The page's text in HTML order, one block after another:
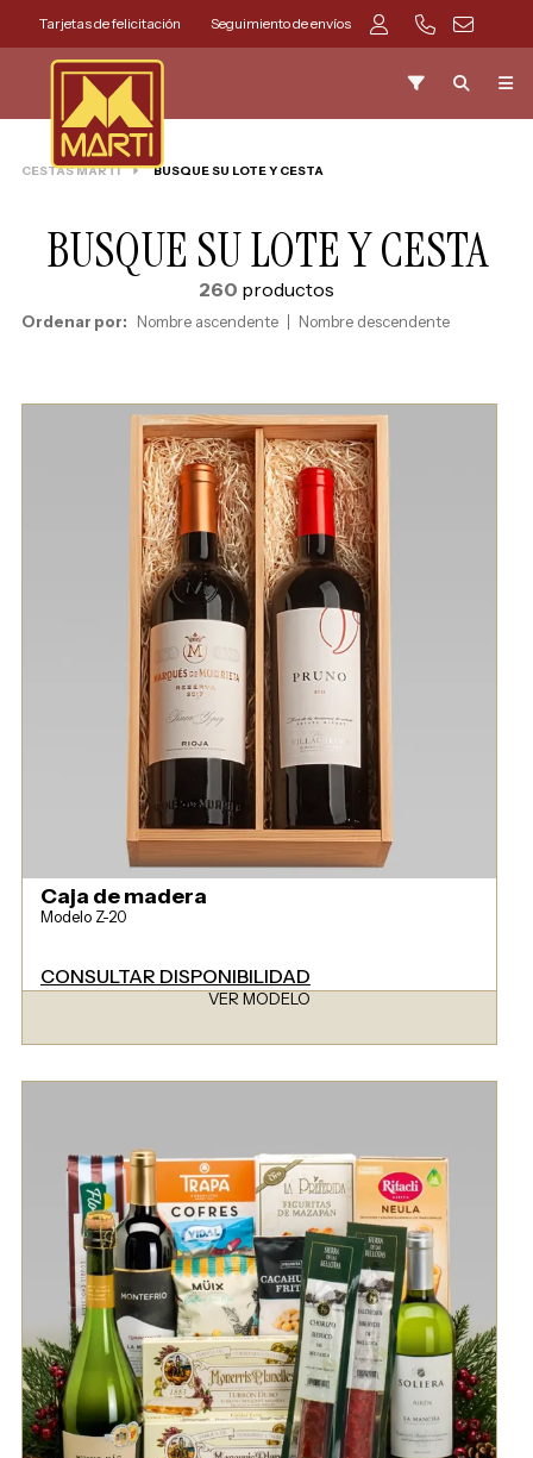
Tarjetas de felicitación Seguimiento de envíos
CESTAS MARTI BUSQUE SU LOTE Y CESTA
BUSQUE SU LOTE Y CESTA
260 productos
Ordenar por: Nombre ascendente Nombre descendente
Caja de madera
Modelo Z-20
CONSULTAR DISPONIBILIDAD
VER MODELO